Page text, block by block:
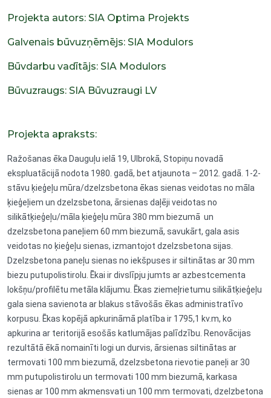
Projekta autors: SIA Optima Projekts
Galvenais būvuzņēmējs: SIA Modulors
Būvdarbu vadītājs: SIA Modulors
Būvuzraugs: SIA Būvuzraugi LV
Projekta apraksts:
Ražošanas ēka Dauguļu ielā 19, Ulbrokā, Stopiņu novadā
ekspluatācijā nodota 1980. gadā, bet atjaunota – 2012. gadā. 1-2-
stāvu ķieģeļu mūra/dzelzsbetona ēkas sienas veidotas no māla
ķieģeļiem un dzelzsbetona, ārsienas daļēji veidotas no
silikātķieģeļu/māla ķieģeļu mūra 380 mm biezumā un
dzelzsbetona paneļiem 60 mm biezumā, savukārt, gala asis
veidotas no ķieģeļu sienas, izmantojot dzelzsbetona sijas.
Dzelzsbetona paneļu sienas no iekšpuses ir siltinātas ar 30 mm
biezu putupolistirolu. Ēkai ir divslīpju jumts ar azbestcementa
lokšņu/profilētu metāla klājumu. Ēkas ziemeļrietumu silikātķieģeļu
gala siena savienota ar blakus stāvošās ēkas administratīvo
korpusu. Ēkas kopējā apkurināmā platība ir 1795,1 kv.m, ko
apkurina ar teritorijā esošās katlumājas palīdzību. Renovācijas
rezultātā ēkā nomainīti logi un durvis, ārsienas siltinātas ar
termovati 100 mm biezumā, dzelzsbetona rievotie paneļi ar 30
mm putupolistirolu un termovati 100 mm biezumā, karkasa
sienas ar 100 mm akmensvati un 100 mm termovati, dzelzbetona